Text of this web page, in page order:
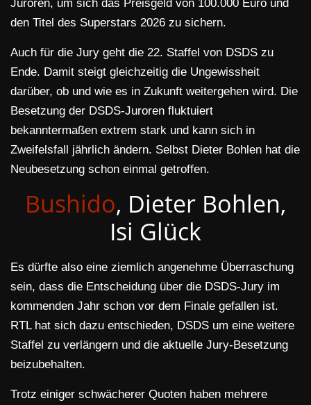
Juroren, um sich das Preisgeld von 100.000 Euro und
den Titel des Superstars 2026 zu sichern.
Auch für die Jury geht die 22. Staffel von DSDS zu
Ende. Damit steigt gleichzeitig die Ungewissheit
darüber, ob und wie es in Zukunft weitergehen wird. Die
Besetzung der DSDS-Juroren fluktuiert
bekanntermaßen extrem stark und kann sich in
Zweifelsfall jährlich ändern. Selbst Dieter Bohlen hat die
Neubesetzung schon einmal getroffen.
Bushido, Dieter Bohlen,
Isi Glück
Es dürfte also eine ziemlich angenehme Überraschung
sein, dass die Entscheidung über die DSDS-Jury im
kommenden Jahr schon vor dem Finale gefallen ist.
RTL hat sich dazu entschieden, DSDS um eine weitere
Staffel zu verlängern und die aktuelle Jury-Besetzung
beizubehalten.
Trotz einiger schwächerer Quoten haben mehrere